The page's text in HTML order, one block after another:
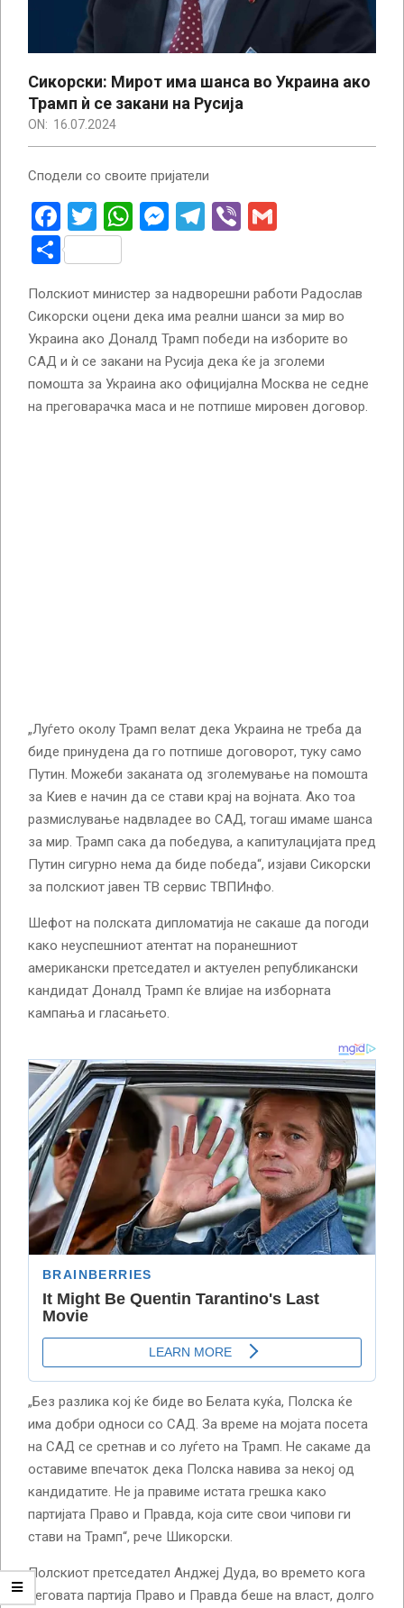
Сикорски: Мирот има шанса во Украина ако
Трамп ѝ се закани на Русија
ON: 16.07.2024
Сподели со своите пријатели
Facebook
Twitter
WhatsApp
Messenger
Telegram
Viber
Share
Полскиот министер за надворешни работи Радослав
Сикорски оцени дека има реални шанси за мир во
Украина ако Доналд Трамп победи на изборите во
САД и ѝ се закани на Русија дека ќе ја зголеми
помошта за Украина ако официјална Москва не седне
на преговарачка маса и не потпише мировен договор.
„Луѓето околу Трамп велат дека Украина не треба да
биде принудена да го потпише договорот, туку само
Путин. Можеби заканата од зголемување на помошта
за Киев е начин да се стави крај на војната. Ако тоа
размислување надвладее во САД, тогаш имаме шанса
за мир. Трамп сака да победува, а капитулацијата пред
Путин сигурно нема да биде победа“, изјави Сикорски
за полскиот јавен ТВ сервис ТВПИнфо.
Шефот на полската дипломатија не сакаше да погоди
како неуспешниот атентат на поранешниот
американски претседател и актуелен републикански
кандидат Доналд Трамп ќе влијае на изборната
кампања и гласањето.
„Без разлика кој ќе биде во Белата куќа, Полска ќе
има добри односи со САД. За време на мојата посета
на САД се сретнав и со луѓето на Трамп. Не сакаме да
оставиме впечаток дека Полска навива за некој од
кандидатите. Не ја правиме истата грешка како
партијата Право и Правда, која сите свои чипови ги
стави на Трамп“, рече Шикорски.
Полскиот претседател Анджеј Дуда, во времето кога
неговата партија Право и Правда беше на власт, долго